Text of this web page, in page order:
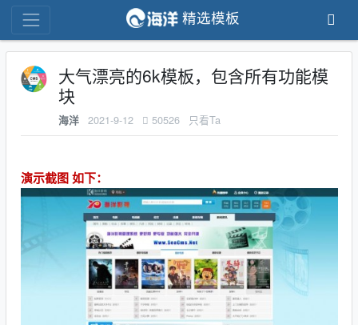
精选模板
大气漂亮的6k模板，包含所有功能模
块
海洋 2021-9-12 50526 只看Ta
演示截图 如下：